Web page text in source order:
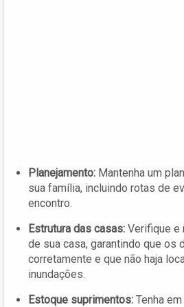
Planejamento: Mantenha um
sua família, incluindo rotas de
encontro.
Estrutura das casas: Verifique e
de sua casa, garantindo que os
corretamente e que não haja
inundações.
Estoque suprimentos: Tenha